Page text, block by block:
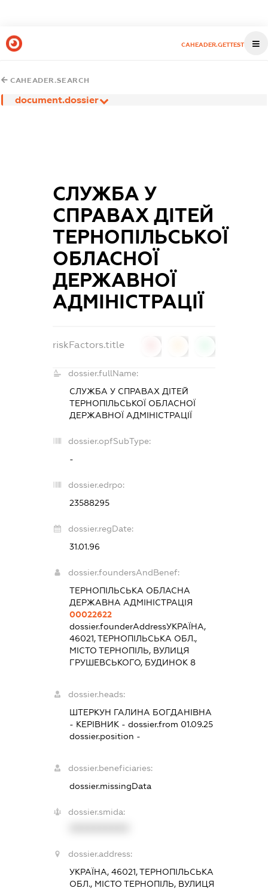
CAHEADER.GETTEST
CAHEADER.SEARCH
document.dossier
СЛУЖБА У
СПРАВАХ ДІТЕЙ
ТЕРНОПІЛЬСЬКОЇ
ОБЛАСНОЇ
ДЕРЖАВНОЇ
АДМІНІСТРАЦІЇ
riskFactors.title
dossier.fullName:
СЛУЖБА У СПРАВАХ ДІТЕЙ
ТЕРНОПІЛЬСЬКОЇ ОБЛАСНОЇ
ДЕРЖАВНОЇ АДМІНІСТРАЦІЇ
dossier.opfSubType:
-
dossier.edrpo:
23588295
dossier.regDate:
31.01.96
dossier.foundersAndBenef:
ТЕРНОПІЛЬСЬКА ОБЛАСНА
ДЕРЖАВНА АДМІНІСТРАЦІЯ
00022622
dossier.founderAddressУКРАЇНА,
46021, ТЕРНОПІЛЬСЬКА ОБЛ.,
МІСТО ТЕРНОПІЛЬ, ВУЛИЦЯ
ГРУШЕВСЬКОГО, БУДИНОК 8
dossier.heads:
ШТЕРКУН ГАЛИНА БОГДАНІВНА
- КЕРІВНИК - dossier.from 01.09.25
dossier.position -
dossier.beneficiaries:
dossier.missingData
dossier.smida:
dossier.address:
УКРАЇНА, 46021, ТЕРНОПІЛЬСЬКА
ОБЛ., МІСТО ТЕРНОПІЛЬ, ВУЛИЦЯ